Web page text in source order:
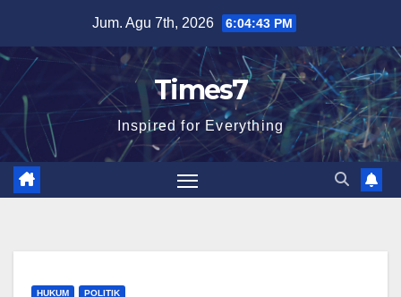
content
Jum. Agu 7th, 2026 6:04:44 PM
Times7
Inspired for Everything
HUKUM POLITIK